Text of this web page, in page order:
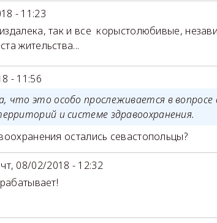
- 11:23
так и все корыстолюбивые,
жительства...
- 11:56
это особо прослеживается в вопросе
и системе здравоохранения.
остались севастопольцы?
чт, 08/02/2018 - 12:32